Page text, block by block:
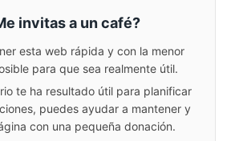
invitas a un café?
esta web rápida y con la menor
para que sea realmente útil.
te ha resultado útil para planificar
puedes ayudar a mantener y
con una pequeña donación.